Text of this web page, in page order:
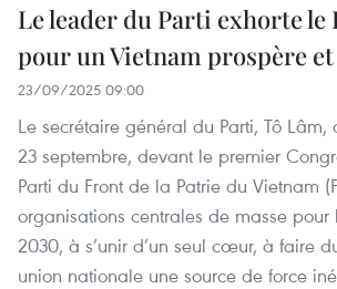
Le leader du Parti exhorte le
pour un Vietnam prospère
23/09/2025 09:00
Le secrétaire général du Parti, Tô
23 septembre, devant le premier
Parti du Front de la Patrie du Vietnam
organisations centrales de masse
2030, à s’unir d’un seul cœur, à faire
union nationale une source de force